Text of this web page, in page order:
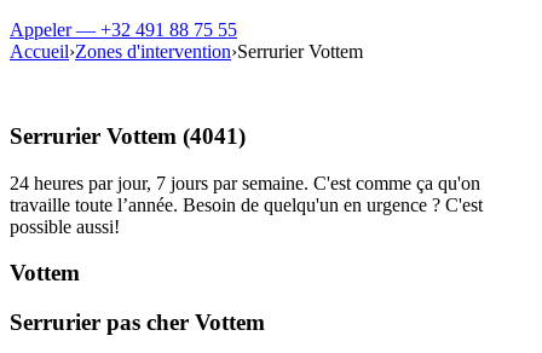
Appeler — +32 491 88 75 55
Accueil›Zones d'intervention›Serrurier Vottem
Serrurier Vottem (4041)
24 heures par jour, 7 jours par semaine. C'est comme ça qu'on
travaille toute l’année. Besoin de quelqu'un en urgence ? C'est
possible aussi!
Vottem
Serrurier pas cher Vottem